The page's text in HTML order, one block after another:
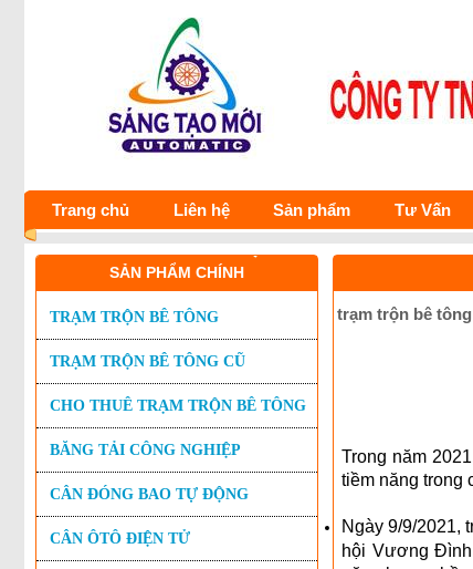
Trang chủ Liên hệ Sản phẩm Tư Vấn
SẢN PHẨM CHÍNH
TRẠM TRỘN BÊ TÔNG
TRẠM TRỘN BÊ TÔNG CŨ
CHO THUÊ TRẠM TRỘN BÊ TÔNG
BĂNG TẢI CÔNG NGHIỆP
CÂN ĐÓNG BAO TỰ ĐỘNG
CÂN ÔTÔ ĐIỆN TỬ
trạm trộn bê
Trong năm
tiềm năng trong
Ngày 9/9/2021,
hội Vương